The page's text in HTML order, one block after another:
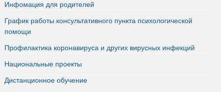
Инфомация для родителей
График работы консультативного пункта психологической
помощи
Профилактика коронавируса и других вирусных инфекций
Национальные проекты
Дистанционное обучение